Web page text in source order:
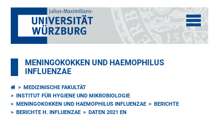
MENINGOKOKKEN UND HAEMOPHILUS
INFLUENZAE
MEDIZINISCHE FAKULTÄT
INSTITUT FÜR HYGIENE UND MIKROBIOLOGIE
MENINGOKOKKEN UND HAEMOPHILUS INFLUENZAE
BERICHTE
BERICHTE H. INFLUENZAE
DATEN 2021 EN